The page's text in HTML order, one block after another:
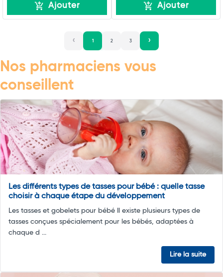
Ajouter Ajouter
1 2 3
Nos pharmaciens vous
conseillent
Les différents types de tasses pour bébé : quelle tasse
choisir à chaque étape du développement
Les tasses et gobelets pour bébé Il existe plusieurs types de
tasses conçues spécialement pour les bébés, adaptées à
chaque d ...
Lire la suite